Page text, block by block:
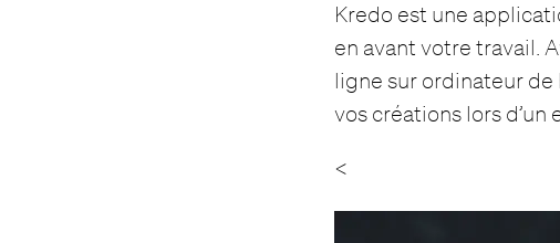
Kredo est une
en avant votre travail.
ligne sur ordinateur
vos créations lors
<